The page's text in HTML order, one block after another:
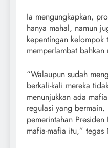
Ia mengungkapkan,
hanya mahal, namun
kepentingan kelompok
memperlambat
“Walaupun sudah
berkali-kali mereka
menunjukkan ada
regulasi yang
pemerintahan
mafia-mafia itu,” tegas